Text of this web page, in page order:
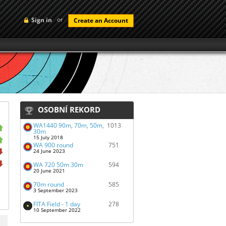
Sign in or Create an Account
OSOBNÍ REKORD
WA1440 90m, 70m, 50m,
30m
15 July 2018
1013
WA 900 round
24 June 2023
751
WA 720 50m 30m
20 June 2021
594
70m round
3 September 2023
585
FITA Field - 1 day
10 September 2022
278